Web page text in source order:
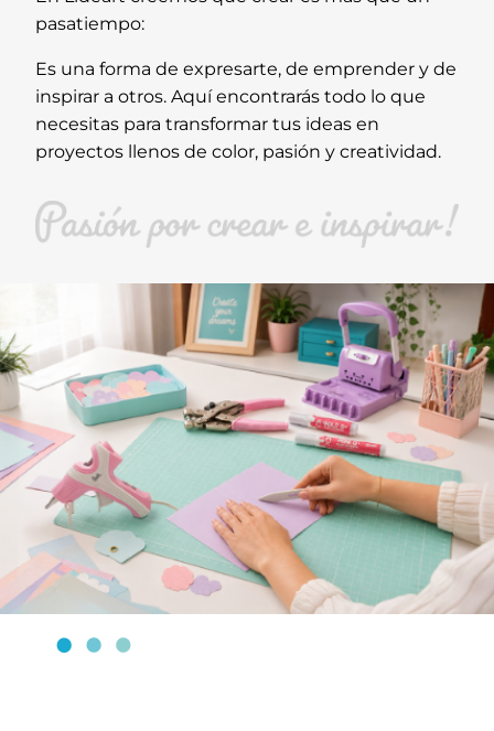
pasatiempo:
Es una forma de expresarte, de emprender y de
inspirar a otros. Aquí encontrarás todo lo que
necesitas para transformar tus ideas en
proyectos llenos de color, pasión y creatividad.